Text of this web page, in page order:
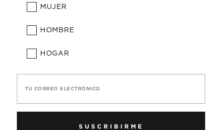
MUJER
HOMBRE
HOGAR
TU CORREO ELECTRÓNICO
SUSCRIBIRME